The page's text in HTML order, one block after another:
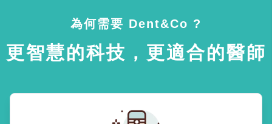
為何需要 Dent&Co ?
更智慧的科技，更適合的醫師